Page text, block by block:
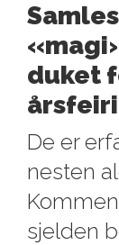
duket
De er
nesten
sjelden